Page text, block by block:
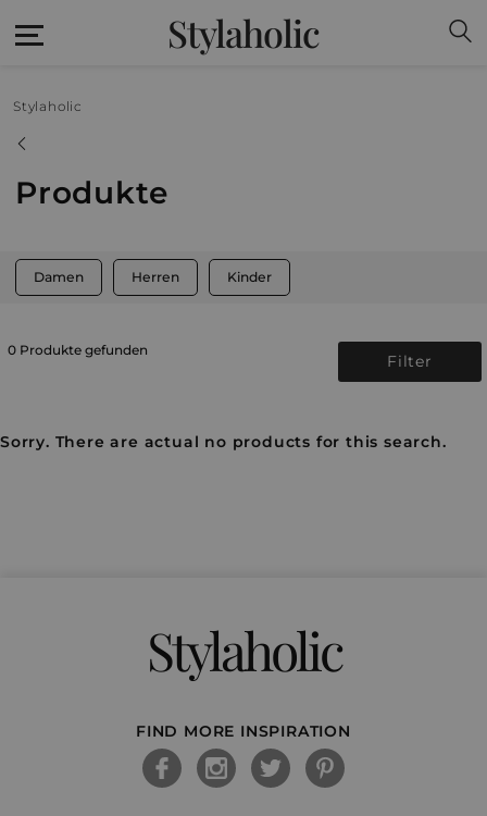
Stylaholic
Stylaholic
Produkte
Damen Herren Kinder
0 Produkte gefunden
Filter
Sorry. There are actual no products for this search.
Stylaholic
FIND MORE INSPIRATION